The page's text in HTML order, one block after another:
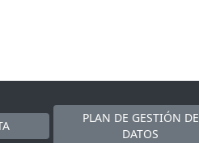
PLAN DE GESTIÓN DE
DATOS